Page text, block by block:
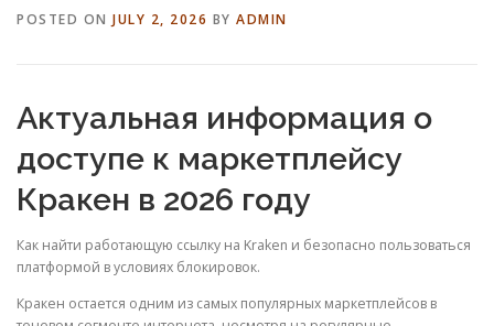
POSTED ON JULY 2, 2026 BY ADMIN
Актуальная информация о
доступе к маркетплейсу
Кракен в 2026 году
Как найти работающую ссылку на Kraken и безопасно пользоваться
платформой в условиях блокировок.
Кракен остается одним из самых популярных маркетплейсов в